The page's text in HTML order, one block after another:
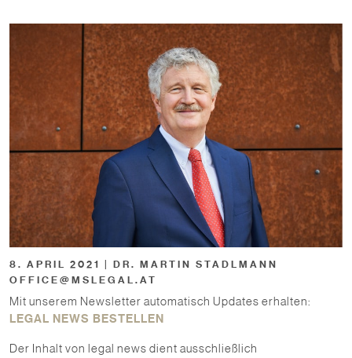
8. APRIL 2021 | DR. MARTIN STADLMANN
OFFICE@MSLEGAL.AT
Mit unserem Newsletter automatisch Updates erhalten:
LEGAL NEWS BESTELLEN
Der Inhalt von legal news dient ausschließlich